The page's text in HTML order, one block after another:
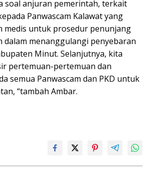
soal anjuran pemerintah, terkait
Panwascam Kalawat yang
medis untuk prosedur penunjang
dalam menanggulangi penyebaran
Minut. Selanjutnya, kita
pertemuan-pertemuan dan
semua Panwascam dan PKD untuk
“tambah Ambar.